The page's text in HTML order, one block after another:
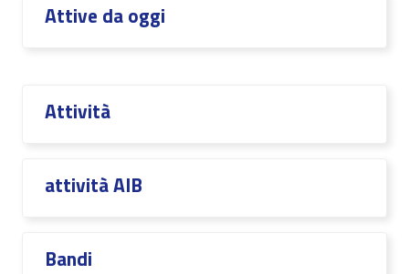
Attive da oggi
Attività
attività AIB
Bandi